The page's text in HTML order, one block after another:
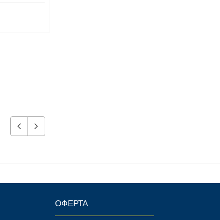
ОФЕРТА